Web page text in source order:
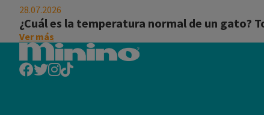
es
la
temperatura
normal
un
gato?
28.07.2026
¿Cuál es la temperatura normal de un gato?
Ver más
this
post:
"¿Cuál